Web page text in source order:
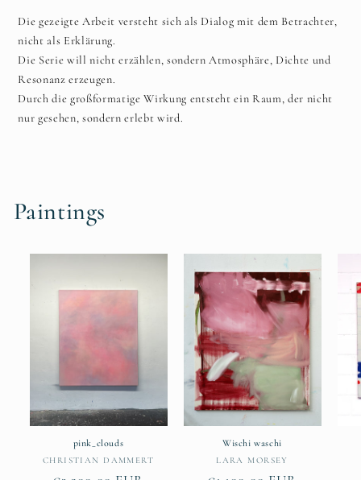
Die gezeigte Arbeit versteht sich als Dialog mit dem Betrachter,
nicht als Erklärung.
Die Serie will nicht erzählen, sondern Atmosphäre, Dichte und
Resonanz erzeugen.
Durch die großformatige Wirkung entsteht ein Raum, der nicht
nur gesehen, sondern erlebt wird.
Paintings
pink_clouds
Anbieter:
CHRISTIAN DAMMERT
Wischi waschi
Anbieter:
LARA MORSEY